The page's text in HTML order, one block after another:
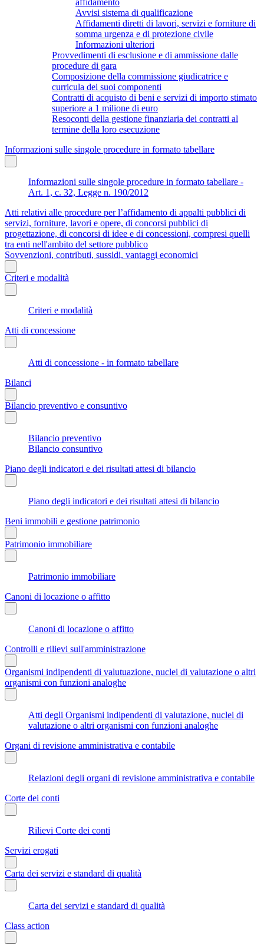
Avvisi sistema di qualificazione
Affidamenti diretti di lavori, servizi e forniture di
somma urgenza e di protezione civile
Informazioni ulteriori
Provvedimenti di esclusione e di ammissione dalle
procedure di gara
Composizione della commissione giudicatrice e
curricula dei suoi componenti
Contratti di acquisto di beni e servizi di importo stimato
superiore a 1 milione di euro
Resoconti della gestione finanziaria dei contratti al
termine della loro esecuzione
Informazioni sulle singole procedure in formato tabellare
Informazioni sulle singole procedure in formato tabellare -
Art. 1, c. 32, Legge n. 190/2012
Atti relativi alle procedure per l’affidamento di appalti pubblici di
servizi, forniture, lavori e opere, di concorsi pubblici di
progettazione, di concorsi di idee e di concessioni, compresi quelli
tra enti nell'ambito del settore pubblico
Sovvenzioni, contributi, sussidi, vantaggi economici
Criteri e modalità
Criteri e modalità
Atti di concessione
Atti di concessione - in formato tabellare
Bilanci
Bilancio preventivo e consuntivo
Bilancio preventivo
Bilancio consuntivo
Piano degli indicatori e dei risultati attesi di bilancio
Piano degli indicatori e dei risultati attesi di bilancio
Beni immobili e gestione patrimonio
Patrimonio immobiliare
Patrimonio immobiliare
Canoni di locazione o affitto
Canoni di locazione o affitto
Controlli e rilievi sull'amministrazione
Organismi indipendenti di valutuazione, nuclei di valutazione o altri
organismi con funzioni analoghe
Atti degli Organismi indipendenti di valutazione, nuclei di
valutazione o altri organismi con funzioni analoghe
Organi di revisione amministrativa e contabile
Relazioni degli organi di revisione amministrativa e contabile
Corte dei conti
Rilievi Corte dei conti
Servizi erogati
Carta dei servizi e standard di qualità
Carta dei servizi e standard di qualità
Class action